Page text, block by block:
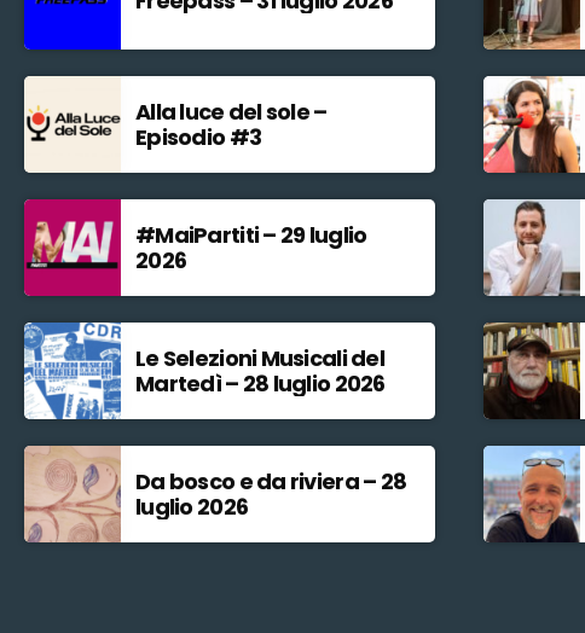
Alla luce del sole –
Episodio #3
#MaiPartiti – 29 luglio
2026
Le Selezioni Musicali del
Martedì – 28 luglio 2026
Da bosco e da riviera – 28
luglio 2026